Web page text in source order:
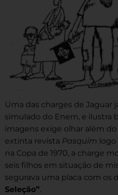
Uma das charges de Jaguar
simulado do Enem, e ilustra
imagens exige olhar além
extinta revista Pasquim logo
na Copa de 1970, a charge
seis filhos em situação de
segurava uma placa com os
Seleção”.